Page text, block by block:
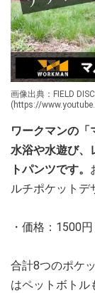
画像出典：FIELD
(https://
ワークマンの
水浴や水遊び、
トパンツです。
ルチポケットデ
・価格：1500円
合計8つのポケ
はペットボトル